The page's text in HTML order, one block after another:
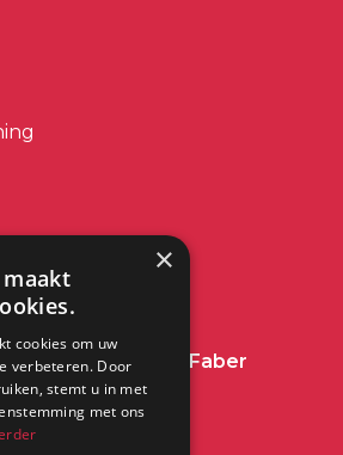
80
over Dimplex of Faber
hier
×
cookies om uw
verbeteren. Door
stemt u in met
met ons